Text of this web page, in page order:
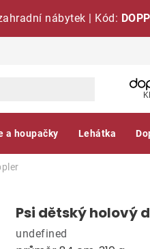
nábytek | Kód:
a houpačky Lehátka
Psi dětský holový
undefined